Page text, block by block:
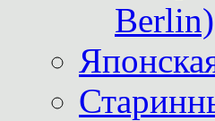
Berlin)